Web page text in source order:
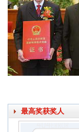
最高奖获奖人